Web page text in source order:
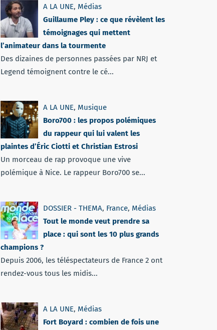
A LA UNE, Médias
Guillaume Pley : ce que révèlent les
témoignages qui mettent
l’animateur dans la tourmente
Des dizaines de personnes passées par NRJ et
Legend témoignent contre le cé...
A LA UNE, Musique
Boro700 : les propos polémiques
du rappeur qui lui valent les
plaintes d’Éric Ciotti et Christian Estrosi
Un morceau de rap provoque une vive
polémique à Nice. Le rappeur Boro700 se...
DOSSIER - THEMA, France, Médias
Tout le monde veut prendre sa
place : qui sont les 10 plus grands
champions ?
Depuis 2006, les téléspectateurs de France 2 ont
rendez-vous tous les midis...
A LA UNE, Médias
Fort Boyard : combien de fois une